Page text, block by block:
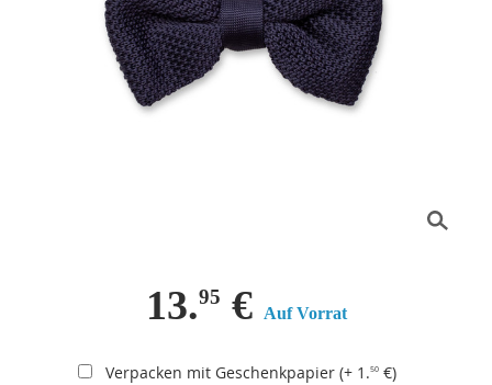
13.95 € Auf Vorrat
Verpacken mit Geschenkpapier (+ 1.50 €)